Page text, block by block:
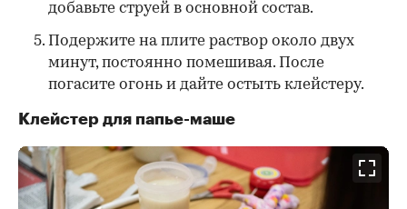
добавьте струей в основной состав.
Подержите на плите раствор около двух
минут, постоянно помешивая. После
погасите огонь и дайте остыть клейстеру.
Клейстер для папье-маше